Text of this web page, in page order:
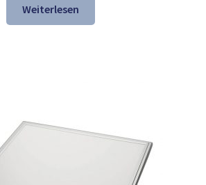
war:
104,35 €
ist:
70,98 €.
Weiterlesen